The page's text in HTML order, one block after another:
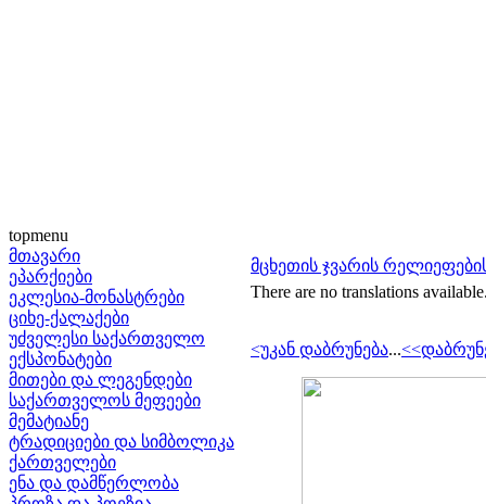
topmenu
მთავარი
ეპარქიები
ეკლესია-მონასტრები
ციხე-ქალაქები
უძველესი საქართველო
ექსპონატები
მითები და ლეგენდები
საქართველოს მეფეები
მემატიანე
ტრადიციები და სიმბოლიკა
ქართველები
ენა და დამწერლობა
მცხეთის ჯვარის
There are no translations
<უკან დაბრუნება...